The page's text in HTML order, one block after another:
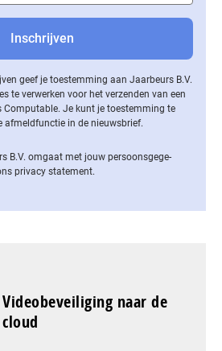
geef je toestemming aan Jaarbeurs B.V.
te verwerken voor het verzenden van een
Je kunt je toestemming te
af­meld­func­tie in de nieuwsbrief.
B.V. omgaat met jouw per­soons­ge­ge­
privacy statement.
Videobeveiliging naar de
cloud